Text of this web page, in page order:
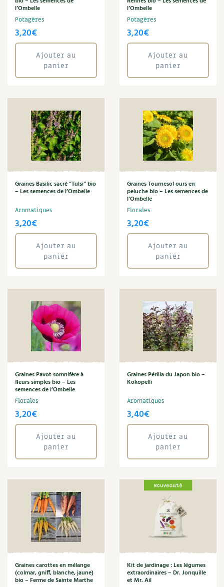
l’Ombelle
Potagères
3,20€
Ajouter au
panier
l’Ombelle
Potagères
3,20€
Ajouter au
panier
Graines Basilic sacré “Tulsi” bio
– Les semences de l’Ombelle
Aromatiques
3,20€
Ajouter au
panier
Graines Tournesol ours en
peluche bio – Les semences de
l’Ombelle
Florales
3,20€
Ajouter au
panier
Graines Pavot somnifère à
fleurs simples bio – Les
semences de l’Ombelle
Florales
3,20€
Ajouter au
panier
Graines Périlla du Japon bio –
Kokopelli
Aromatiques
3,40€
Ajouter au
panier
Graines carottes en mélange
(colmar, gniff, blanche, jaune)
bio – Ferme de Sainte Marthe
Kit de jardinage : Les légumes
extraordinaires – Dr. Jonquille
et Mr. Ail